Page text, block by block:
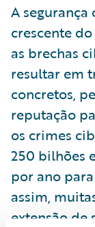
A
crescente
as brechas
resultar em
concretos,
reputação
os crimes
250 bilhões
por ano
assim,
extensão de